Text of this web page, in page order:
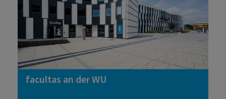
facultas an der WU